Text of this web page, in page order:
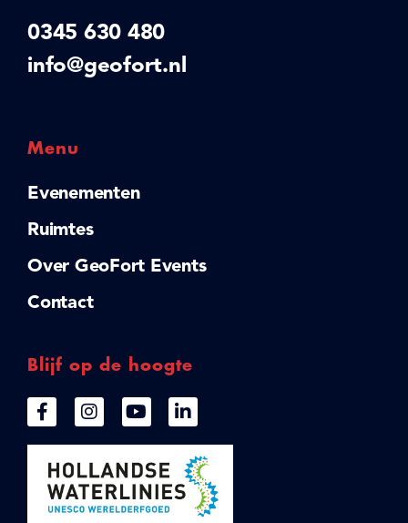
0345 630 480
info@geofort.nl
Menu
Evenementen
Ruimtes
Over GeoFort Events
Contact
Blijf op de hoogte